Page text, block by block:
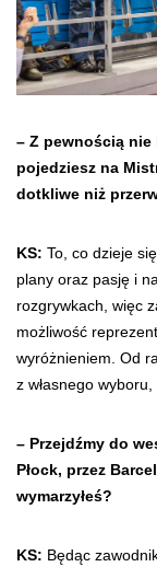
– Z pewnością nie
pojedziesz na
dotkliwe niż
KS: To, co dzieje
plany oraz pasję i
rozgrywkach, więc
możliwość
wyróżnieniem. Od
z własnego
– Przejdźmy do
Płock, przez
wymarzyłeś?
KS: Będąc